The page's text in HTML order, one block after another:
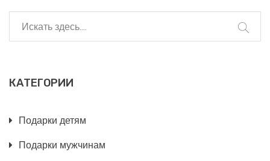
атмосферу в семье или настроение ребенка. Есть
советы, как выбрать подходящую альтернативу
подарку, чтобы оставить только положительные
неприятной мелочью.
КАТЕГОРИИ
Подарки детям
Подарки мужчинам